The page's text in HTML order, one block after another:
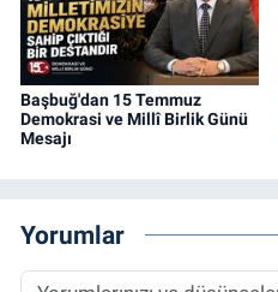
Başbuğ'dan 15 Temmuz
Demokrasi ve Millî Birlik Günü
Mesajı
Yorumlar